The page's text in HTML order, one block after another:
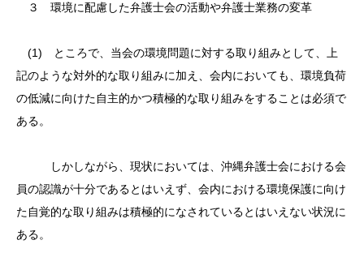
３ 環境に配慮した弁護士会の活動や弁護士業務の変革
(1) ところで、当会の環境問題に対する取り組みとして、上
記のような対外的な取り組みに加え、会内においても、環境負荷
の低減に向けた自主的かつ積極的な取り組みをすることは必須で
ある。
しかしながら、現状においては、沖縄弁護士会における会
員の認識が十分であるとはいえず、会内における環境保護に向け
た自覚的な取り組みは積極的になされているとはいえない状況に
ある。